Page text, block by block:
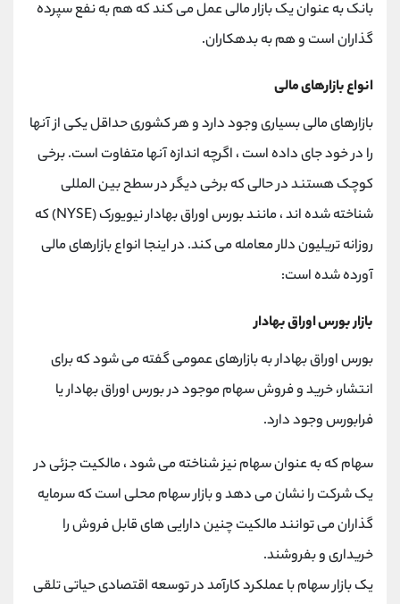
بانک به عنوان یک بازار مالی عمل می کند که هم به نفع سپرده
گذاران است و هم به بدهکاران.
انواع بازارهای مالی
بازارهای مالی بسیاری وجود دارد و هر کشوری حداقل یکی از آنها
را در خود جای داده است ، اگرچه اندازه آنها متفاوت است. برخی
کوچک هستند در حالی که برخی دیگر در سطح بین المللی
شناخته شده اند ، مانند بورس اوراق بهادار نیویورک (NYSE) که
روزانه تریلیون دلار معامله می کند. در اینجا انواع بازارهای مالی
آورده شده است:
بازار بورس اوراق بهادار
بورس اوراق بهادار به بازارهای عمومی گفته می شود که برای
انتشار، خرید و فروش سهام موجود در بورس اوراق بهادار یا
فرابورس وجود دارد.
سهام که به عنوان سهام نیز شناخته می شود ، مالکیت جزئی در
یک شرکت را نشان می دهد و بازار سهام محلی است که سرمایه
گذاران می توانند مالکیت چنین دارایی های قابل فروش را
خریداری و بفروشند.
یک بازار سهام با عملکرد کارآمد در توسعه اقتصادی حیاتی تلقی